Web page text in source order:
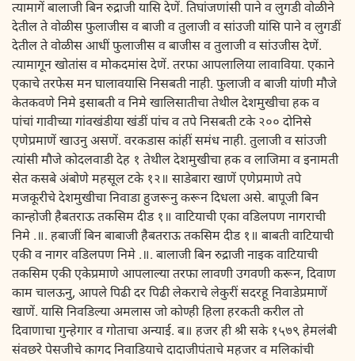
त्यामागें बालाजी बिन रुद्राजी यासि देणें. तिघांजणांसी पाने व लुगडी वोळीने
देतील ते वोळीस फुलाजीस व बाजी व तुलाजी व सांउजी यांसि पाने व लुगडीं
देतील ते वोळीस आधीं फुलाजीस व बाजीस व तुलाजी व सांउजीस देणें.
त्यामागून खोतांस व मोकदमांस देणें. तरफा आपलालिया लावाविया. एकाने
एकाचे तरफेस मन घालावयासि निसबती नाही. फुलाजी व बाजी यांणी मौजे
केतकवणे निमे इसाबती व निमे खालिसातीचा तेथील देशमुखीचा हक व
पांचां गावीच्या गांवखंडीया खंडीं पांच व तपे निसबती टके २०० दोनिसे
एणेप्रमाणें खाउनु असणें. वरकडास कांहीं समंध नाही. तुलाजी व सांउजी
त्यांसी मौजे कोदलवाडी देह १ तेथील देशमुखीचा हक व लाजिमा व इनामती
सेत कसबे अंबोणे महसूल टके १२॥ साडेबारा खाणें एणेप्रमाणे तपे
मजकूरीचे देशमुखीचा निवाडा हुजरूनु करून दिधला असे. बापूजी बिन
कान्होजी हैबतराऊ तकसिम दीड १॥ वाटियाची एका वडिलपण नागराची
निमे .॥. हबाजीं बिन बाबाजी हैबतराऊ तकसिम दीड १॥ बाबती वाटियाची
एकी व नागर वडिलपण निमे .॥. बालाजी बिन रुद्राजी नाइक वाटियाची
तकसिम एकी एकेप्रमाणे आपलाल्या तरफा लावणी उगवणी करून, दिवाण
काम चालऊनु, आपले पिढी दर पिढी लेकराचे लेकुरीं सदरहू निवाडेप्रमाणें
खाणें. यासि निवडिल्या अमलास जो कोण्ही हिला हरकती करील तो
दिवाणाचा गुन्हेगार व गोताचा अन्याई. ब॥ हजर ही श्री सके १५७९ हेमलंबी
संवछरे पेसजीचे कागद निवाडियाचे दादाजीपंताचे महजर व मलिकांची